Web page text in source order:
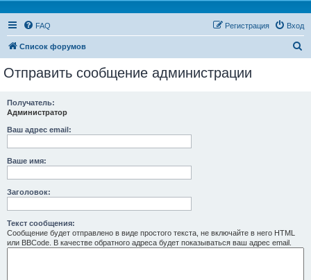
FAQ Вход
Регистрация
Список форумов
Отправить сообщение администрации
Получатель:
Администратор
Ваш адрес email:
Ваше имя:
Заголовок:
Текст сообщения:
Сообщение будет отправлено в виде простого текста, не включайте в него HTML
или BBCode. В качестве обратного адреса будет показываться ваш адрес email.